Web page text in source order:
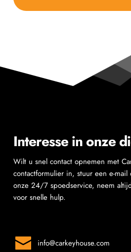
Interesse in onze
Wilt u snel contact opnemen met
contactformulier in, stuur een e-
onze 24/7 spoedservice, neem
voor snelle hulp.
info@carkeyhouse.com